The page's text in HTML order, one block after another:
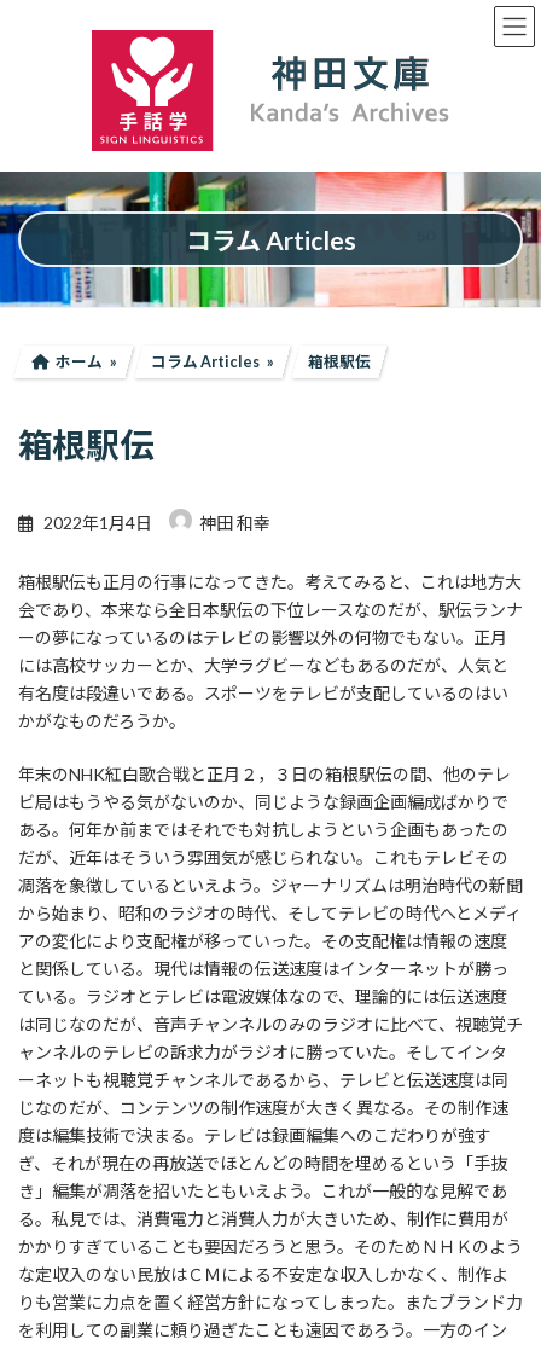
ッ
プ
移
動
コラム Articles
ホーム コラム Articles 箱根駅伝
箱根駅伝
2022年1月4日 神田 和幸
箱根駅伝も正月の行事になってきた。考えてみると、これは地方大
会であり、本来なら全日本駅伝の下位レースなのだが、駅伝ランナ
ーの夢になっているのはテレビの影響以外の何物でもない。正月
には高校サッカーとか、大学ラグビーなどもあるのだが、人気と
有名度は段違いである。スポーツをテレビが支配しているのはい
かがなものだろうか。
年末のNHK紅白歌合戦と正月２，３日の箱根駅伝の間、他のテレ
ビ局はもうやる気がないのか、同じような録画企画編成ばかりで
ある。何年か前まではそれでも対抗しようという企画もあったの
だが、近年はそういう雰囲気が感じられない。これもテレビその
凋落を象徴しているといえよう。ジャーナリズムは明治時代の新聞
から始まり、昭和のラジオの時代、そしてテレビの時代へとメディ
アの変化により支配権が移っていった。その支配権は情報の速度
と関係している。現代は情報の伝送速度はインターネットが勝っ
ている。ラジオとテレビは電波媒体なので、理論的には伝送速度
は同じなのだが、音声チャンネルのみのラジオに比べて、視聴覚チ
ャンネルのテレビの訴求力がラジオに勝っていた。そしてインタ
ーネットも視聴覚チャンネルであるから、テレビと伝送速度は同
じなのだが、コンテンツの制作速度が大きく異なる。その制作速
度は編集技術で決まる。テレビは録画編集へのこだわりが強す
ぎ、それが現在の再放送でほとんどの時間を埋めるという「手抜
き」編集が凋落を招いたともいえよう。これが一般的な見解であ
る。私見では、消費電力と消費人力が大きいため、制作に費用が
かかりすぎていることも要因だろうと思う。そのためＮＨＫのよう
な定収入のない民放はＣＭによる不安定な収入しかなく、制作よ
りも営業に力点を置く経営方針になってしまった。またブランド力
を利用しての副業に頼り過ぎたことも遠因であろう。一方のイン